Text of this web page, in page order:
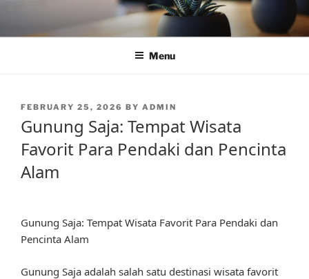
content
Menu
POSTED
FEBRUARY 25, 2026 BY ADMIN
Gunung Saja: Tempat Wisata
Favorit Para Pendaki dan Pencinta
Alam
Gunung Saja: Tempat Wisata Favorit Para Pendaki dan
Pencinta Alam
Gunung Saja adalah salah satu destinasi wisata favorit